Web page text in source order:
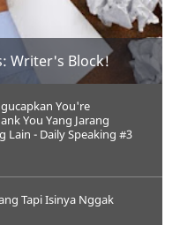
Writer's Block!
You're
You Yang Jarang
Lain - Daily Speaking #3
Tapi Isinya Nggak